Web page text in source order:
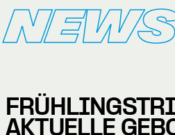
AKTUELLE